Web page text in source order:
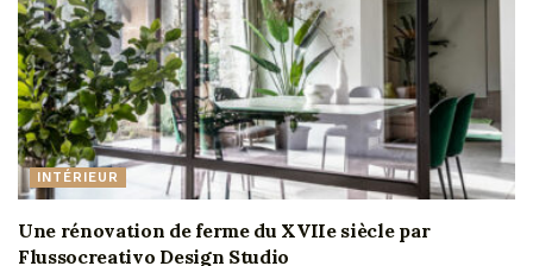
INTÉRIEUR
Une rénovation de ferme du XVIIe siècle par
Flussocreativo Design Studio